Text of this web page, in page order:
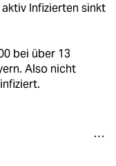
Infizierten sinkt
bei über 13
Also nicht